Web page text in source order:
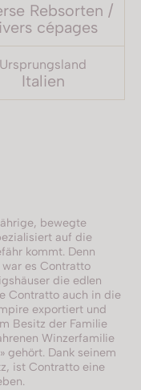
Rebsorten /
cépages
Ursprungsland
Italien
bewegte
auf die
kommt. Denn
es Contratto
die edlen
Contratto auch in die
exportiert und
Besitz der Familie
Winzerfamilie
gehört. Dank seinem
ist Contratto eine